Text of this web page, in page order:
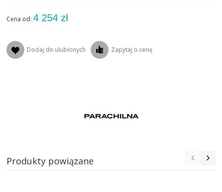
Cena od:4 254 zł
Dodaj do ulubionych Zapytaj o cenę
Produkty powiązane